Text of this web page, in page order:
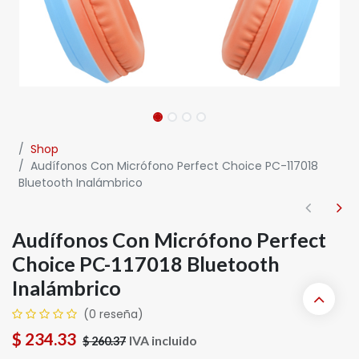
Shop
Audífonos Con Micrófono Perfect Choice PC-117018
Bluetooth Inalámbrico
Audífonos Con Micrófono Perfect
Choice PC-117018 Bluetooth
Inalámbrico
(0 reseña)
$ 234.33 $260.37 IVA incluido